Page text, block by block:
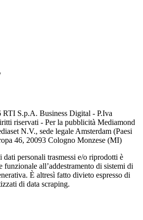
RTI S.p.A. Business Digital - P.Iva
riservati - Per la pubblicità Mediamond
N.V., sede legale Amsterdam (Paesi
46, 20093 Cologno Monzese (MI)
dati personali trasmessi e/o riprodotti è
all’addestramento di sistemi di
È altresì fatto divieto espresso di
di data scraping.